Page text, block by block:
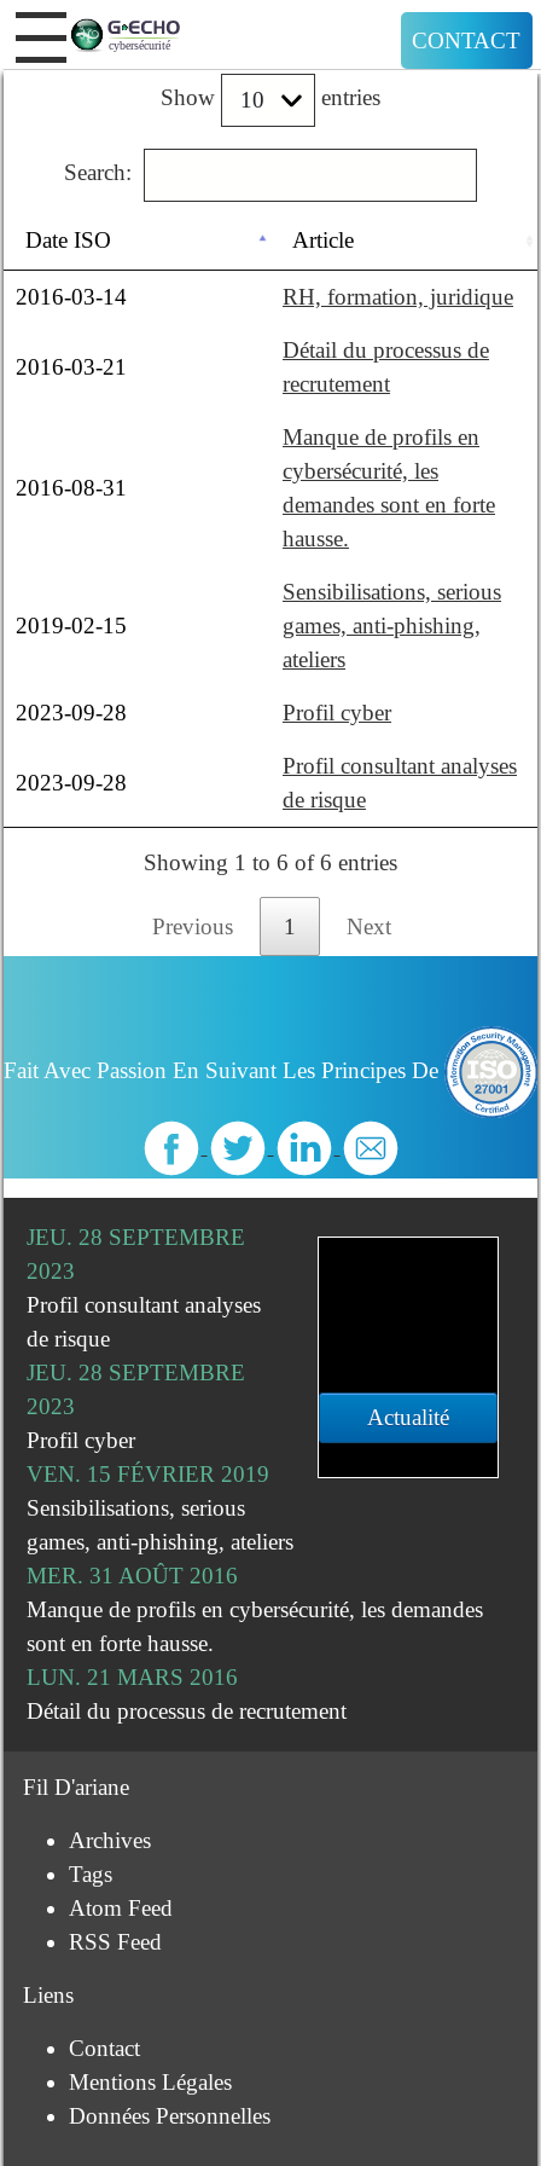
CONTACT
Show entries
Search:
Date ISO Article
2016-03-14 RH, formation, juridique
2016-03-21
Détail du processus de
recrutement
2016-08-31
Manque de profils en
cybersécurité, les
demandes sont en forte
hausse.
2019-02-15
Sensibilisations, serious
games, anti-phishing,
ateliers
2023-09-28 Profil cyber
2023-09-28
Profil consultant analyses
de risque
Showing 1 to 6 of 6 entries
Previous 1 Next
Fait Avec Passion En Suivant Les Principes De
Actualité
JEU. 28 SEPTEMBRE
2023
Profil consultant analyses
de risque
JEU. 28 SEPTEMBRE
2023
Profil cyber
VEN. 15 FÉVRIER 2019
Sensibilisations, serious
games, anti-phishing, ateliers
MER. 31 AOÛT 2016
Manque de profils en cybersécurité, les demandes
sont en forte hausse.
LUN. 21 MARS 2016
Détail du processus de recrutement
Fil D'ariane
Archives
Tags
Atom Feed
RSS Feed
Liens
Contact
Mentions Légales
Données Personnelles